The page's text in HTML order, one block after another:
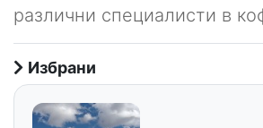
различни специалисти в
Избрани